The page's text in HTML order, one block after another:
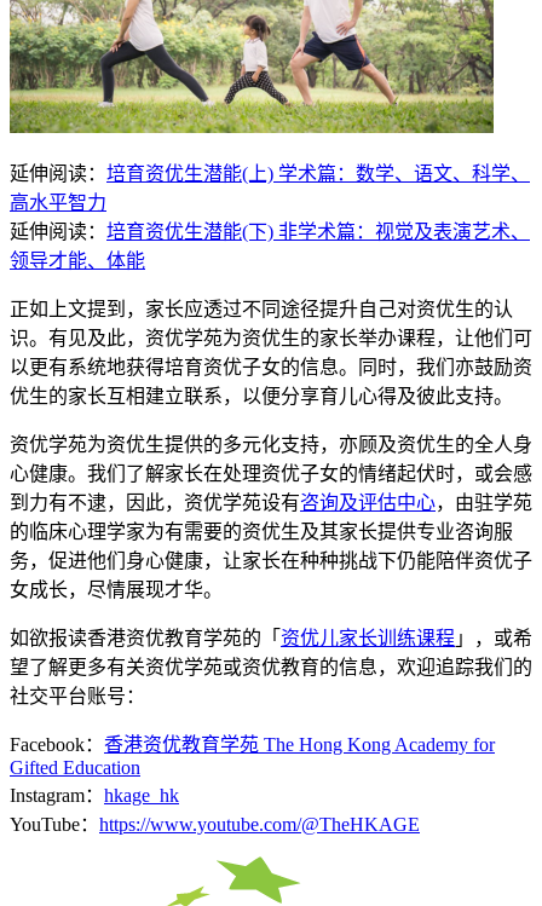
延伸阅读： 培育资优生潜能(上) 学术篇：数学、语文、科学、
高水平智力
延伸阅读： 培育资优生潜能(下) 非学术篇：视觉及表演艺术、
领导才能、体能
正如上文提到，家长应透过不同途径提升自己对资优生的认
识。有见及此，资优学苑为资优生的家长举办课程，让他们可
以更有系统地获得培育资优子女的信息。同时，我们亦鼓励资
优生的家长互相建立联系，以便分享育儿心得及彼此支持。
资优学苑为资优生提供的多元化支持，亦顾及资优生的全人身
心健康。我们了解家长在处理资优子女的情绪起伏时，或会感
到力有不逮，因此，资优学苑设有咨询及评估中心，由驻学苑
的临床心理学家为有需要的资优生及其家长提供专业咨询服
务，促进他们身心健康，让家长在种种挑战下仍能陪伴资优子
女成长，尽情展现才华。
如欲报读香港资优教育学苑的「 资优儿家长训练课程 」，或希
望了解更多有关资优学苑或资优教育的信息，欢迎追踪我们的
社交平台账号：
Facebook： 香港资优教育学苑 The Hong Kong Academy for
Gifted Education
Instagram： hkage_hk
YouTube： https://www.youtube.com/@TheHKAGE